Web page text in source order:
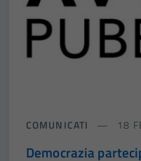
COMUNICATI 18
Democrazia